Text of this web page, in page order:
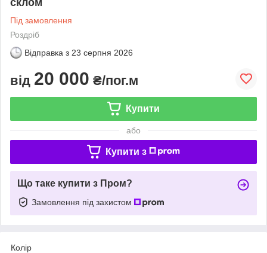
Під замовлення
Роздріб
Відправка з 23 серпня 2026
від 20 000 ₴/пог.м
Купити
або
Купити з
Що таке купити з Пром?
Замовлення під захистом
Колір